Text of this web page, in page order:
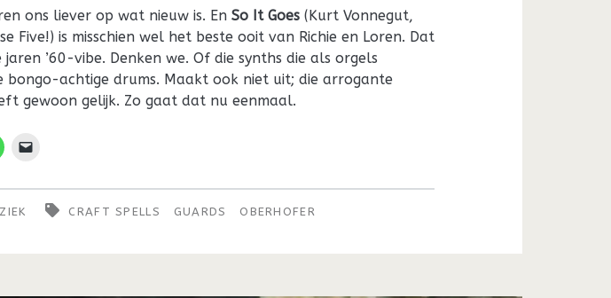
ons liever op wat nieuw is. En So It Goes(Kurt Vonnegut,
Five!) is misschien wel het beste ooit van Richie en Loren. Dat
’60-vibe. Denken we. Of die synths die als orgels
bongo-achtige drums. Maakt ook niet uit; die arrogante
gewoon gelijk. Zo gaat dat nu eenmaal.
CRAFT SPELLS GUARDS OBERHOFER